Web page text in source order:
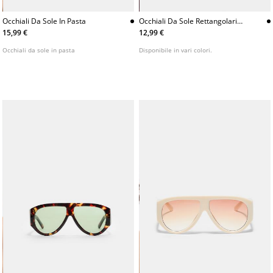
Occhiali Da Sole In Pasta
15,99 €
Occhiali da sole in pasta
Occhiali Da Sole Rettangolari
Tartaruga
12,99 €
Disponibile in vari colori.